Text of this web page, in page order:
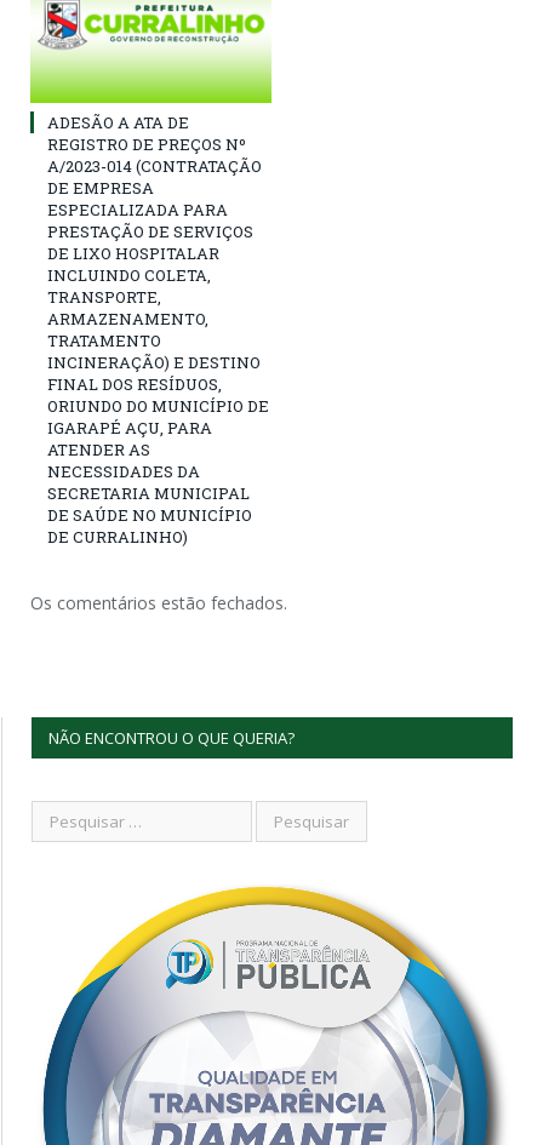
ADESÃO A ATA DE
REGISTRO DE PREÇOS Nº
A/2023-014 (CONTRATAÇÃO
DE EMPRESA
ESPECIALIZADA PARA
PRESTAÇÃO DE SERVIÇOS
DE LIXO HOSPITALAR
INCLUINDO COLETA,
TRANSPORTE,
ARMAZENAMENTO,
TRATAMENTO
INCINERAÇÃO) E DESTINO
FINAL DOS RESÍDUOS,
ORIUNDO DO MUNICÍPIO DE
IGARAPÉ AÇU, PARA
ATENDER AS
NECESSIDADES DA
SECRETARIA MUNICIPAL
DE SAÚDE NO MUNICÍPIO
DE CURRALINHO)
Os comentários estão fechados.
NÃO ENCONTROU O QUE QUERIA?